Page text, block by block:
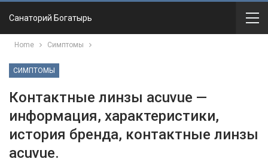
Санаторий Богатырь
Home Симптомы
СИМПТОМЫ
Контактные линзы acuvue —
информация, характеристики,
история бренда, контактные линзы
acuvue.